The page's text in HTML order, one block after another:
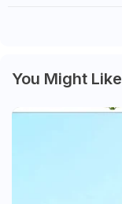
You Might Like